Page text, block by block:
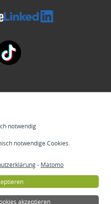
notwendig
notwendige Cookies.
- Matomo
akzeptieren